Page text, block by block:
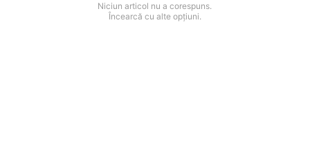
Niciun articol nu a corespuns.
Încearcă cu alte opțiuni.